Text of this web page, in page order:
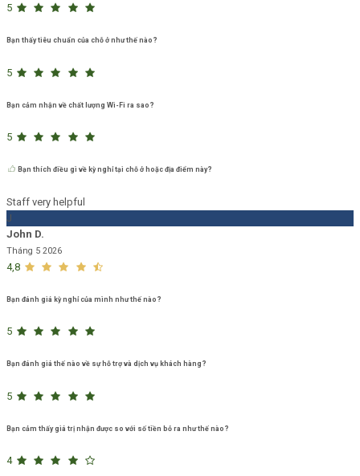
5
Bạn thấy tiêu chuẩn của chỗ ở như thế nào?
5
Bạn cảm nhận về chất lượng Wi-Fi ra sao?
5
Bạn thích điều gì về kỳ nghỉ tại chỗ ở hoặc địa điểm này?
Staff very helpful
J
John D.
Tháng 5 2026
4,8
Bạn đánh giá kỳ nghỉ của mình như thế nào?
5
Bạn đánh giá thế nào về sự hỗ trợ và dịch vụ khách hàng?
5
Bạn cảm thấy giá trị nhận được so với số tiền bỏ ra như thế nào?
4